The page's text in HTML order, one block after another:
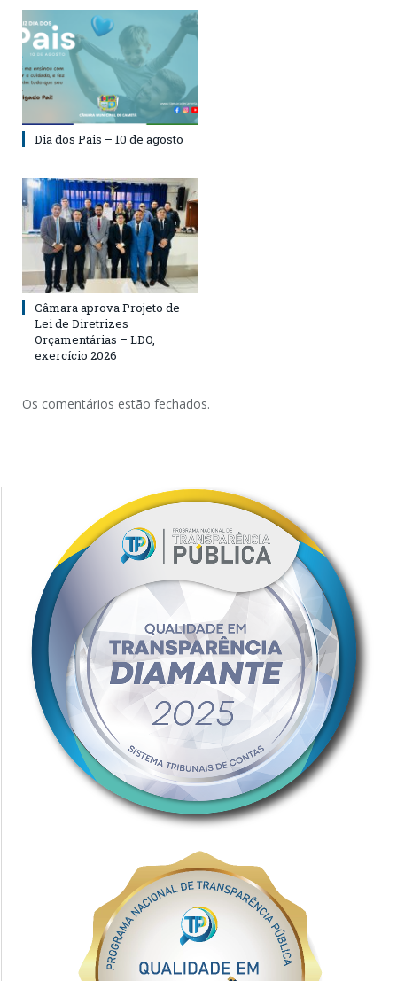
Dia dos Pais – 10 de agosto
Câmara aprova Projeto de
Lei de Diretrizes
Orçamentárias – LDO,
exercício 2026
Os comentários estão fechados.